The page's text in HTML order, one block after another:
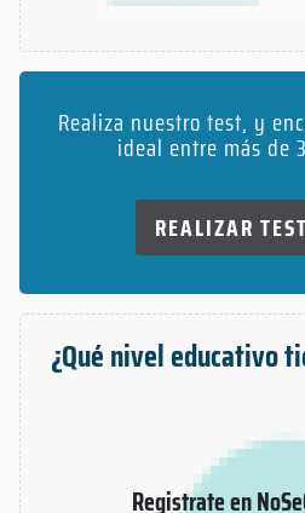
Realiza nuestro test, y
ideal entre más de
REALIZAR
¿Qué nivel educativo
Registrate en